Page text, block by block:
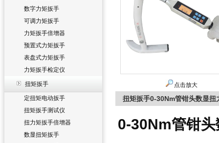
数字力矩扳手
可调力矩扳手
力矩扳手倍增器
预置式力矩扳手
表盘式力矩扳手
力矩扳手检定仪
扭矩扳手
定扭矩电动扳手
扭矩扳手测试仪
扭力矩扳手倍增器
数显扭矩扳手
点击放大
扭矩扳手0-30Nm管钳头数显扭
0-30Nm管钳